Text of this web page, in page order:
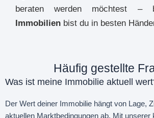
beraten werden möchtest –
Immobilien bist du in besten
Häufig gestellte
Was ist meine Immobilie aktuell
Der Wert deiner Immobilie hängt von Lage,
aktuellen Marktbedingungen ab. Mit unserer